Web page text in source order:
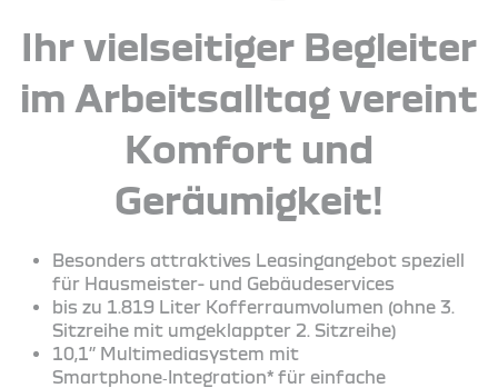
Ihr vielseitiger Begleiter
im Arbeitsalltag vereint
Komfort und
Geräumigkeit!
Besonders attraktives Leasingangebot speziell
für Hausmeister- und Gebäudeservices
bis zu 1.819 Liter Kofferraumvolumen (ohne 3.
Sitzreihe mit umgeklappter 2. Sitzreihe)
10,1’’ Multimediasystem mit
Smartphone‑Integration* für einfache